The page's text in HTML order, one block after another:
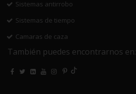
Sistemas antirrobo
Sistemas de tiempo
Camaras de caza
También puedes encontrarnos en: